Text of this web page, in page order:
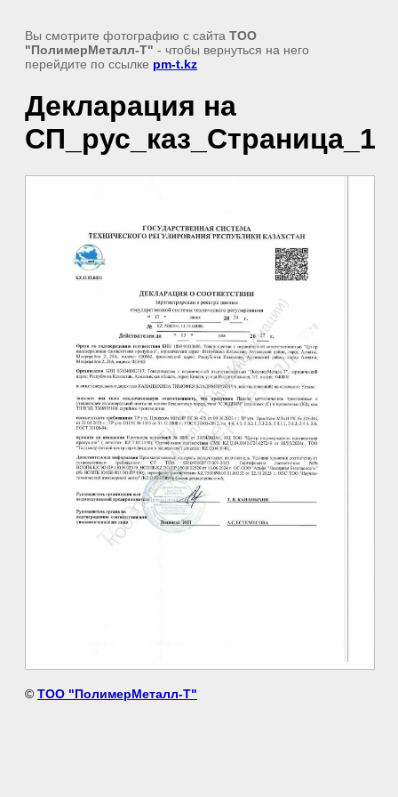
Вы смотрите фотографию с сайта ТОО
"ПолимерМеталл-Т" - чтобы вернуться на него
перейдите по ссылке pm-t.kz
Декларация на
СП_рус_каз_Страница_1
© ТОО "ПолимерМеталл-Т"